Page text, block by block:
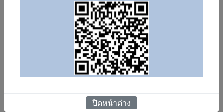
ลงทะเบียนเข้า
ช่วยเหลือ
ลืมรหัสผ่าน
Application
ปิดหน้าต่าง